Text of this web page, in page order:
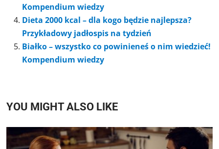
Kompendium wiedzy
Dieta 2000 kcal – dla kogo będzie najlepsza?
Przykładowy jadłospis na tydzień
Białko – wszystko co powinieneś o nim wiedzieć!
Kompendium wiedzy
YOU MIGHT ALSO LIKE